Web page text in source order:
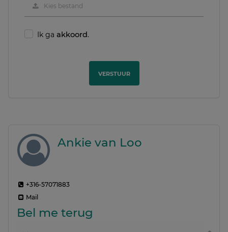
Kies bestand
Ik ga akkoord.
VERSTUUR
Ankie van Loo
+316-57071883
Mail
Bel me terug